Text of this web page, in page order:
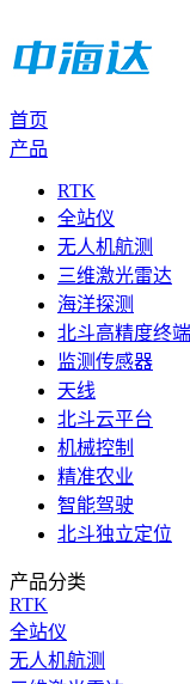
首页
产品
RTK
全站仪
无人机航测
三维激光雷达
海洋探测
北斗高精度终端
监测传感器
天线
北斗云平台
机械控制
精准农业
智能驾驶
北斗独立定位
产品分类
RTK
全站仪
无人机航测